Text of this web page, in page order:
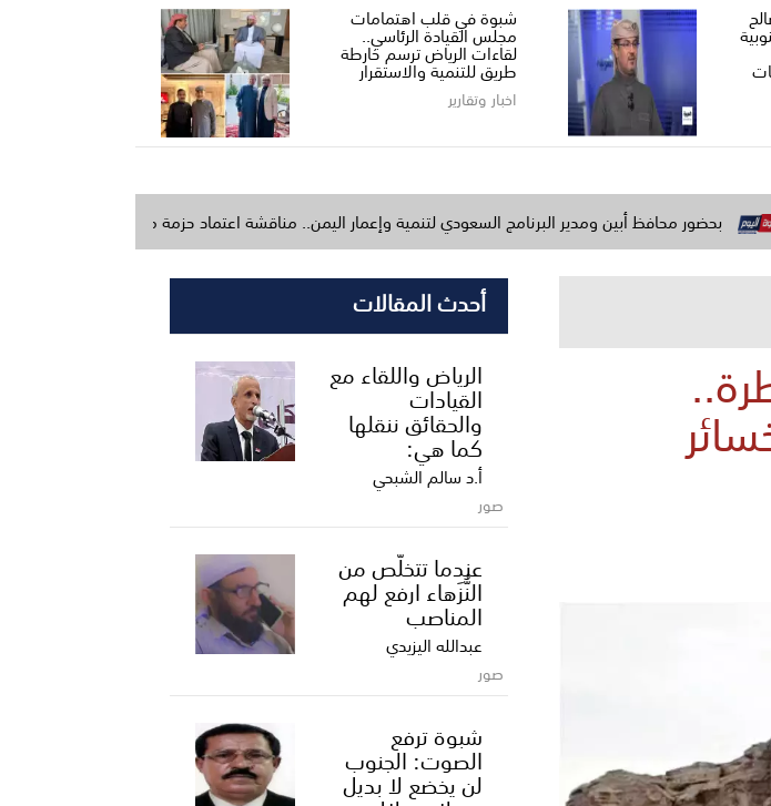
شبوة في قلب اهتمامات
مجلس القيادة الرئاسي..
لقاءات الرياض ترسم خارطة
طريق للتنمية والاستقرار
اخبار وتقارير
أبين ومدير البرنامج السعودي لتنمية وإعمار اليمن.. مناقشة اعتماد حزمة مشاريع خدمية وتنموية في ختام ورشة
أحدث المقالات
الرياض واللقاء مع
القيادات
والحقائق ننقلها
كما هي:
أ.د سالم الشبحي
صور
عندما تتخلّص من
النُّزَهاء ارفع لهم
المناصب
عبدالله اليزيدي
صور
شبوة ترفع
الصوت: الجنوب
لن يخضع لا بديل